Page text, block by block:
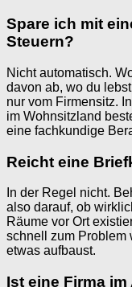
Spare ich mit
Steuern?
Nicht automatisch.
davon ab, wo du
nur vom Firmensitz.
im Wohnsitzland
eine fachkundige
Reicht eine
In der Regel nicht.
also darauf, ob
Räume vor Ort
schnell zum Problem
etwas aufbaust.
Ist eine Firma